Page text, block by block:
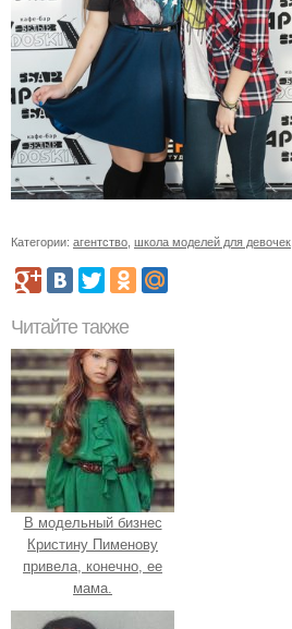
Категории: агентство школа моделей для девочек
Читайте также
В модельный бизнес
Кристину Пименову
привела, конечно, ее
мама.